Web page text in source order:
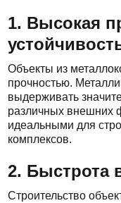
1. Высокая
Объекты из
прочностью.
выдерживать
различных внешних
идеальными для
комплексов.
2. Быстрота
Строительство